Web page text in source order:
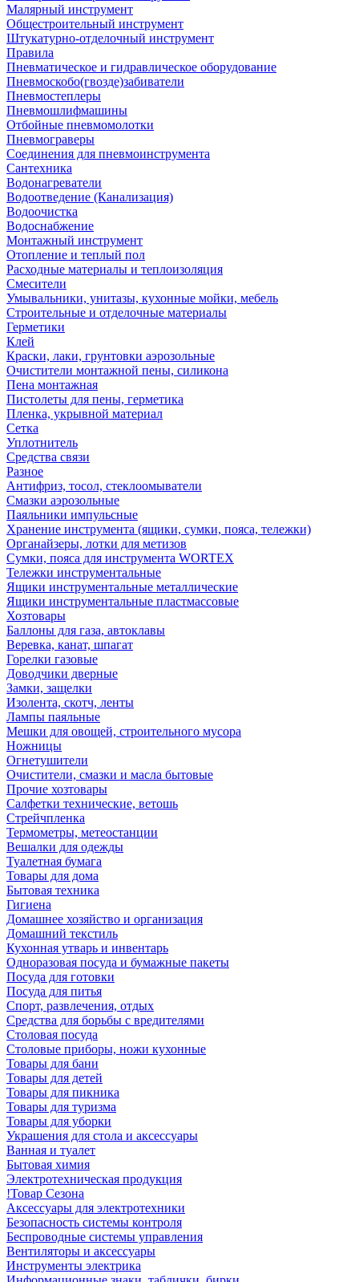
Малярный инструмент
Общестроительный инструмент
Штукатурно-отделочный инструмент
Правила
Пневматическое и гидравлическое оборудование
Пневмоскобо(гвозде)забиватели
Пневмостеплеры
Пневмошлифмашины
Отбойные пневмомолотки
Пневмограверы
Соединения для пневмоинструмента
Сантехника
Водонагреватели
Водоотведение (Канализация)
Водоочистка
Водоснабжение
Монтажный инструмент
Отопление и теплый пол
Расходные материалы и теплоизоляция
Смесители
Умывальники, унитазы, кухонные мойки, мебель
Строительные и отделочные материалы
Герметики
Клей
Краски, лаки, грунтовки аэрозольные
Очистители монтажной пены, силикона
Пена монтажная
Пистолеты для пены, герметика
Пленка, укрывной материал
Сетка
Уплотнитель
Средства связи
Разное
Антифриз, тосол, стеклоомыватели
Смазки аэрозольные
Паяльники импульсные
Хранение инструмента (ящики, сумки, пояса, тележки)
Органайзеры, лотки для метизов
Сумки, пояса для инструмента WORTEX
Тележки инструментальные
Ящики инструментальные металлические
Ящики инструментальные пластмассовые
Хозтовары
Баллоны для газа, автоклавы
Веревка, канат, шпагат
Горелки газовые
Доводчики дверные
Замки, защелки
Изолента, скотч, ленты
Лампы паяльные
Мешки для овощей, строительного мусора
Ножницы
Огнетушители
Очистители, смазки и масла бытовые
Прочие хозтовары
Салфетки технические, ветошь
Стрейчпленка
Термометры, метеостанции
Вешалки для одежды
Туалетная бумага
Товары для дома
Бытовая техника
Гигиена
Домашнее хозяйство и организация
Домашний текстиль
Кухонная утварь и инвентарь
Одноразовая посуда и бумажные пакеты
Посуда для готовки
Посуда для питья
Спорт, развлечения, отдых
Средства для борьбы с вредителями
Столовая посуда
Столовые приборы, ножи кухонные
Товары для бани
Товары для детей
Товары для пикника
Товары для туризма
Товары для уборки
Украшения для стола и аксессуары
Ванная и туалет
Бытовая химия
Электротехническая продукция
!Товар Сезона
Аксессуары для электротехники
Безопасность системы контроля
Беспроводные системы управления
Вентиляторы и аксессуары
Инструменты электрика